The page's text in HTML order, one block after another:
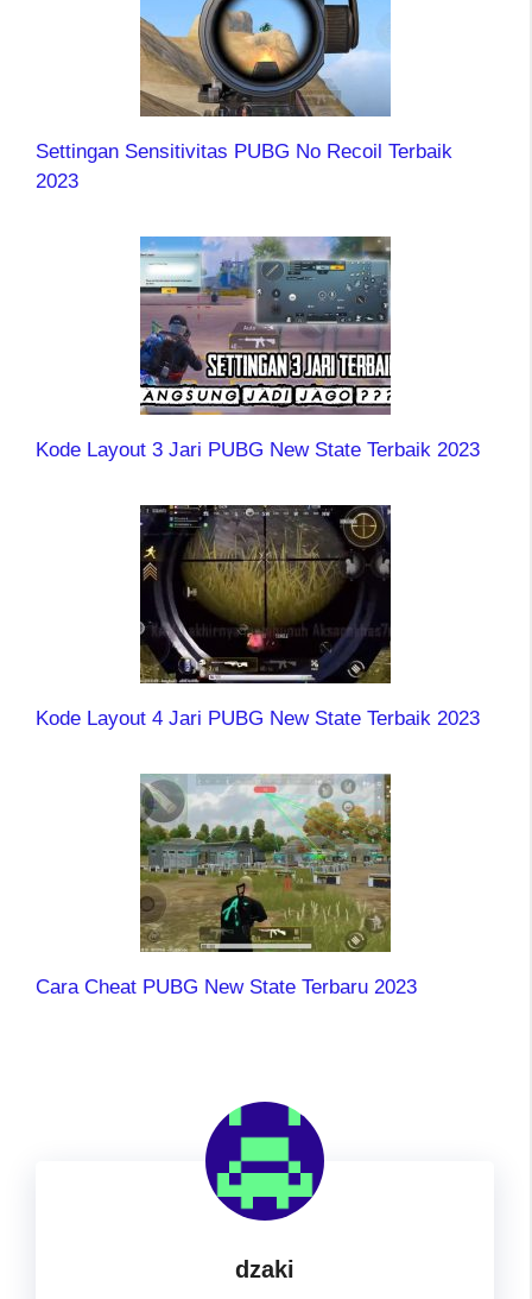
Settingan Sensitivitas PUBG No Recoil Terbaik
2023
Kode Layout 3 Jari PUBG New State Terbaik 2023
Kode Layout 4 Jari PUBG New State Terbaik 2023
Cara Cheat PUBG New State Terbaru 2023
dzaki